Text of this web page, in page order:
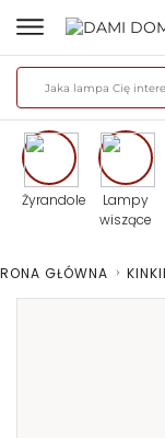
Żyrandole
Lampy
wiszące
GŁÓWNA >